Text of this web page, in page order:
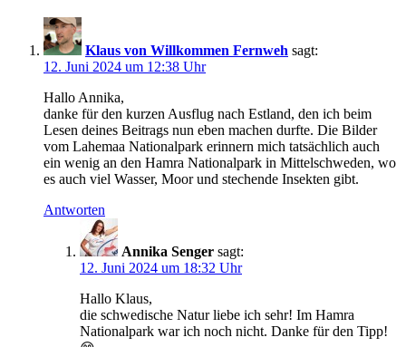
Klaus von Willkommen Fernweh sagt:
12. Juni 2024 um 12:38 Uhr
Hallo Annika,
danke für den kurzen Ausflug nach Estland, den ich beim
Lesen deines Beitrags nun eben machen durfte. Die Bilder
vom Lahemaa Nationalpark erinnern mich tatsächlich auch
ein wenig an den Hamra Nationalpark in Mittelschweden, wo
es auch viel Wasser, Moor und stechende Insekten gibt.
Antworten
Annika Senger sagt:
12. Juni 2024 um 18:32 Uhr
Hallo Klaus,
die schwedische Natur liebe ich sehr! Im Hamra
Nationalpark war ich noch nicht. Danke für den Tipp!